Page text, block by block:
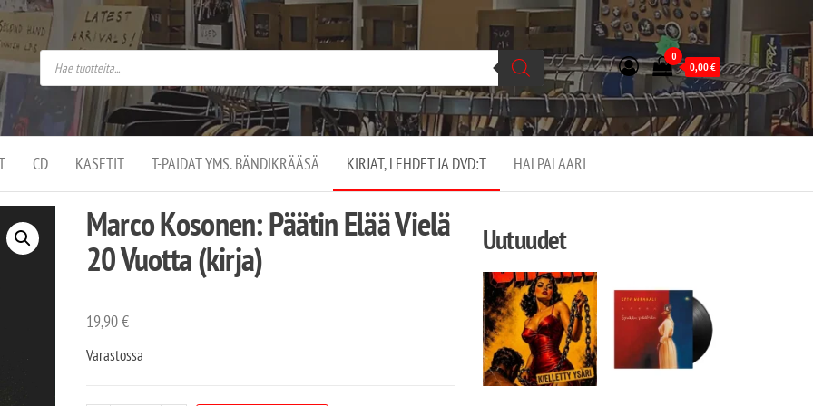
–
on
0
0,00€
CD KASETIT T-PAIDAT YMS. BÄNDIKRÄÄSÄ KIRJAT, LEHDET JA DVD:T HALPALAARI
Marco Kosonen: Päätin Elää Vielä
20 Vuotta (kirja)
19,90€
Varastossa
Uutuudet